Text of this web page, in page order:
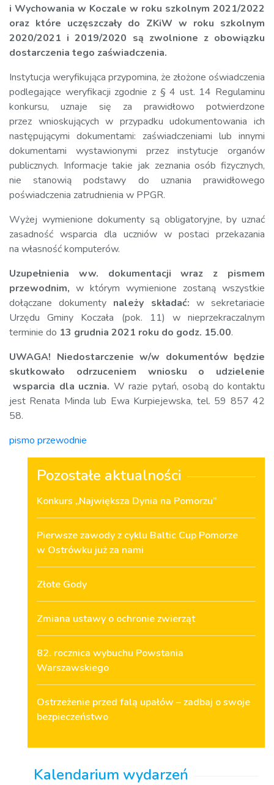
i Wychowania w Koczale w roku szkolnym 2021/2022
oraz które uczęszczały do ZKiW w roku szkolnym
2020/2021 i 2019/2020 są zwolnione z obowiązku
dostarczenia tego zaświadczenia.
Instytucja weryfikująca przypomina, że złożone oświadczenia
podlegające weryfikacji zgodnie z § 4 ust. 14 Regulaminu
konkursu, uznaje się za prawidłowo potwierdzone
przez wnioskujących w przypadku udokumentowania ich
następującymi dokumentami: zaświadczeniami lub innymi
dokumentami wystawionymi przez instytucje organów
publicznych. Informacje takie jak zeznania osób fizycznych,
nie stanowią podstawy do uznania prawidłowego
poświadczenia zatrudnienia w PPGR.
Wyżej wymienione dokumenty są obligatoryjne, by uznać
zasadność wsparcia dla uczniów w postaci przekazania
na własność komputerów.
Uzupełnienia ww. dokumentacji wraz z pismem
przewodnim, w którym wymienione zostaną wszystkie
dołączane dokumenty należy składać: w sekretariacie
Urzędu Gminy Koczała (pok. 11) w nieprzekraczalnym
terminie do 13 grudnia 2021 roku do godz. 15.00.
UWAGA! Niedostarczenie w/w dokumentów będzie
skutkowało odrzuceniem wniosku o udzielenie
wsparcia dla ucznia. W razie pytań, osobą do kontaktu
jest Renata Minda lub Ewa Kurpiejewska, tel. 59 857 42
58.
pismo przewodnie
Pozostałe aktualności
Konkurs „Największa Dynia na Pomorzu”
Pierwsze zawody z cyklu Baltic Cup Pomorze
w Ostrówku już za nami
Złote Gody
Zmiana ustawy o ochronie zwierząt
82. rocznica wybuchu Powstania
Warszawskiego
Ostrzeżenie przed falą upałów – zadbaj o swoje
bezpieczeństwo
Kalendarium wydarzeń